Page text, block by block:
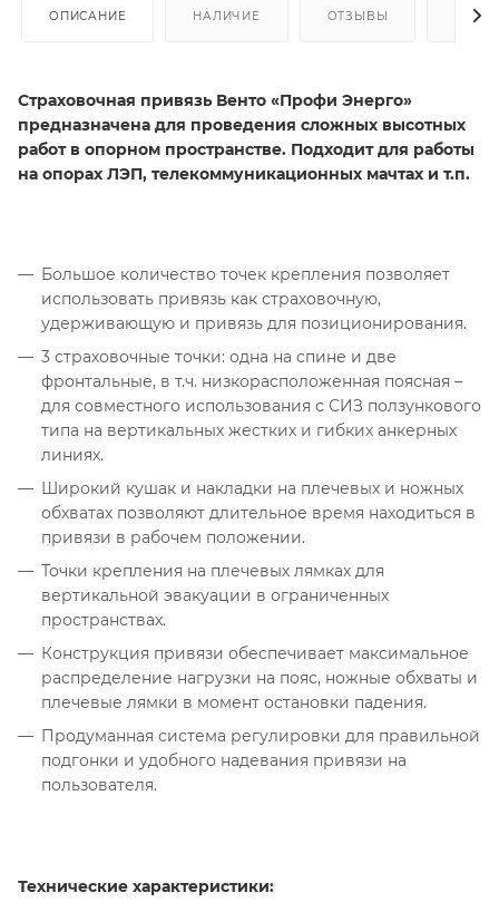
ОПИСАНИЕ НАЛИЧИЕ ОТЗЫВЫ КАК
Страховочная привязь Венто «Профи Энерго»
предназначена для проведения сложных высотных
работ в опорном пространстве. Подходит для работы
на опорах ЛЭП, телекоммуникационных мачтах и т.п.
Большое количество точек крепления позволяет
использовать привязь как страховочную,
удерживающую и привязь для позиционирования.
3 страховочные точки: одна на спине и две
фронтальные, в т.ч. низкорасположенная поясная –
для совместного использования с СИЗ ползункового
типа на вертикальных жестких и гибких анкерных
линиях.
Широкий кушак и накладки на плечевых и ножных
обхватах позволяют длительное время находиться в
привязи в рабочем положении.
Точки крепления на плечевых лямках для
вертикальной эвакуации в ограниченных
пространствах.
Конструкция привязи обеспечивает максимальное
распределение нагрузки на пояс, ножные обхваты и
плечевые лямки в момент остановки падения.
Продуманная система регулировки для правильной
подгонки и удобного надевания привязи на
пользователя.
Технические характеристики: